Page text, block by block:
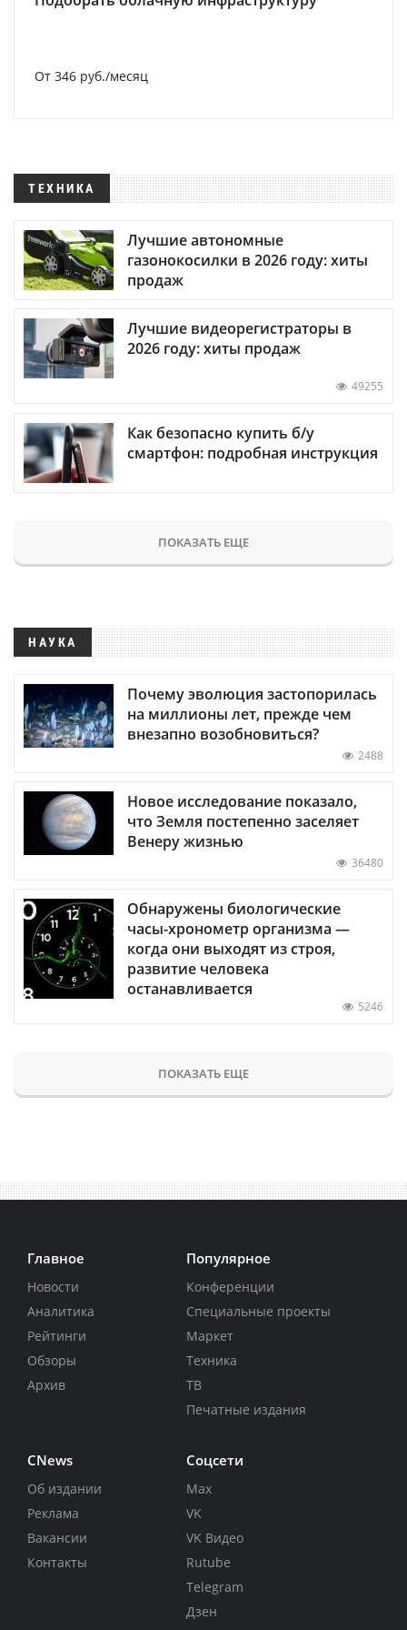
От 346 руб./месяц
ТЕХНИКА
Лучшие автономные
газонокосилки в 2026 году: хиты
продаж
Лучшие видеорегистраторы в
2026 году: хиты продаж
49255
Как безопасно купить б/у
смартфон: подробная инструкция
ПОКАЗАТЬ ЕЩЕ
НАУКА
Почему эволюция застопорилась
на миллионы лет, прежде чем
внезапно возобновиться?
2488
Новое исследование показало,
что Земля постепенно заселяет
Венеру жизнью
36480
Обнаружены биологические
часы-хронометр организма —
когда они выходят из строя,
развитие человека
останавливается
5246
ПОКАЗАТЬ ЕЩЕ
Главное
Новости
Аналитика
Рейтинги
Обзоры
Архив
Популярное
Конференции
Специальные проекты
Маркет
Техника
ТВ
Печатные издания
CNews
Об издании
Реклама
Вакансии
Контакты
Соцсети
Max
VK
VK Видео
Rutube
Telegram
Дзен